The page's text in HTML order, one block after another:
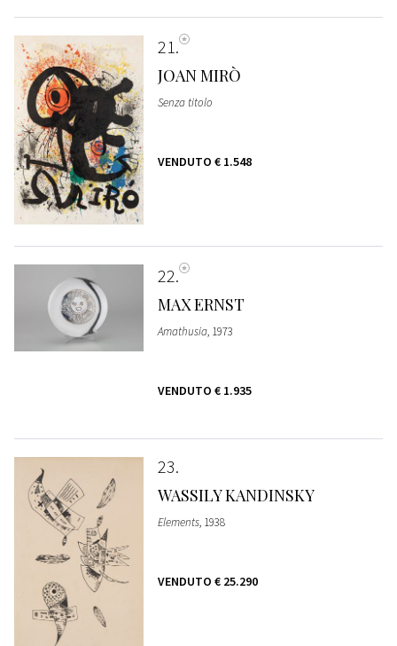
21
JOAN MIRÒ
Senza titolo
VENDUTO € 1.548
22
MAX ERNST
Amathusia, 1973
VENDUTO € 1.935
23
WASSILY KANDINSKY
Elements, 1938
VENDUTO € 25.290